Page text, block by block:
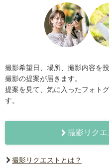
撮影希望日、場所、撮影内容を
撮影の提案が届きます。
提案を見て、気に入ったフォト
す。
撮影リク
撮影リクエストとは？